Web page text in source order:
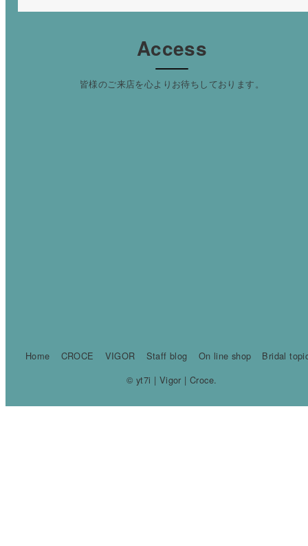
Access
皆様のご来店を心よりお待ちしております。
Home CROCE VIGOR Staff blog On line shop
Bridal
© yt7i | Vigor | Croce.